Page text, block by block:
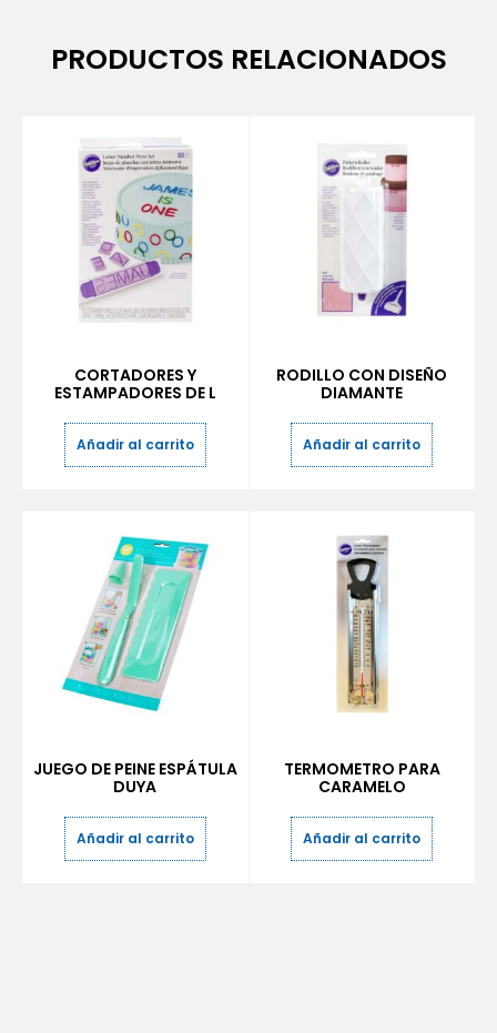
PRODUCTOS RELACIONADOS
CORTADORES Y
ESTAMPADORES DE L
Añadir al carrito
RODILLO CON DISEÑO
DIAMANTE
Añadir al carrito
JUEGO DE PEINE ESPÁTULA
DUYA
Añadir al carrito
TERMOMETRO PARA
CARAMELO
Añadir al carrito